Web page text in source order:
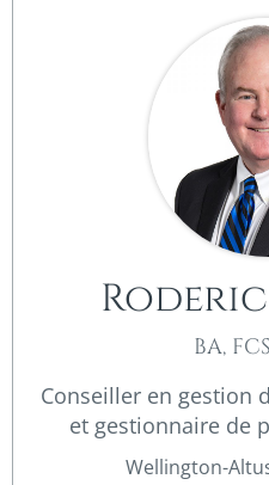
BA,
Conseiller en gestion
et gestionnaire de
Wellington-